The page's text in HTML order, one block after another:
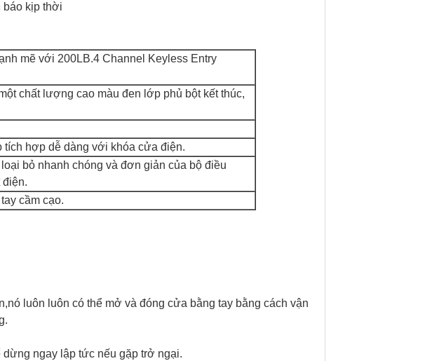
báo kịp thời
mẽ với 200LB.4 Channel Keyless Entry
chất lượng cao màu đen lớp phủ bột kết thúc,
tích hợp dễ dàng với khóa cửa điện.
bỏ nhanh chóng và đơn giản của bộ điều
điện.
cầm cạo.
luôn luôn có thể mở và đóng cửa bằng tay bằng cách vận
ngay lập tức nếu gặp trở ngại.